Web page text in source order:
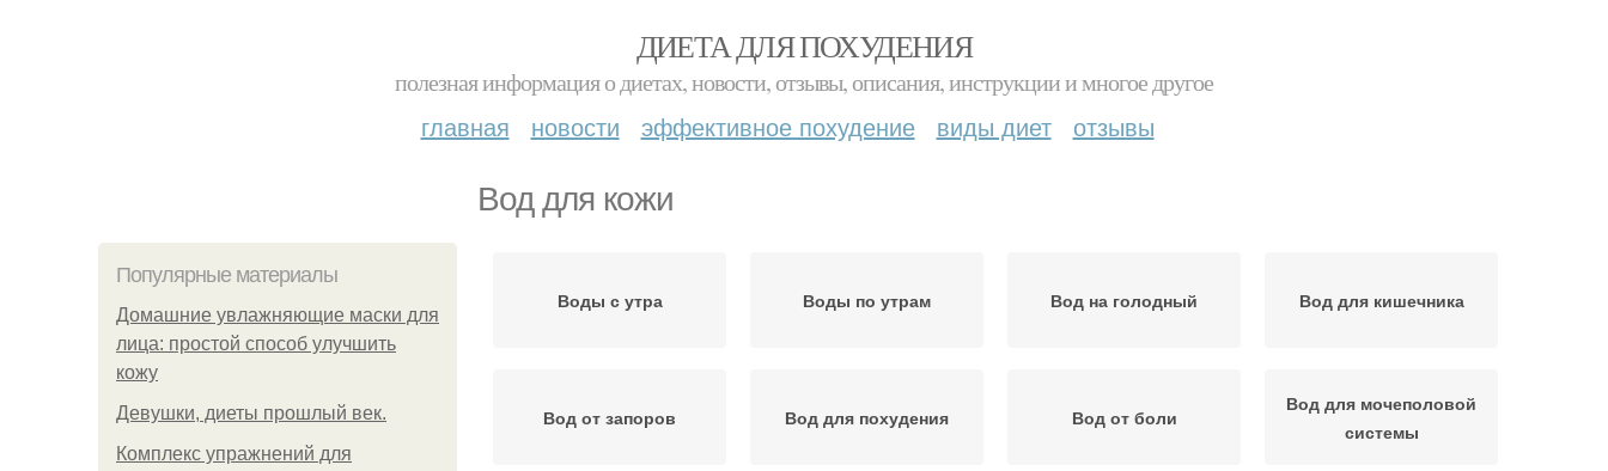
ДИЕТА ДЛЯ ПОХУДЕНИЯ
полезная информация о диетах, новости, отзывы, описания, инструкции и многое другое
главная новости эффективное похудение виды диет отзывы
Вод для кожи
Популярные материалы
Домашние увлажняющие маски для
лица: простой способ улучшить
кожу
Девушки, диеты прошлый век.
Комплекс упражнений для
Воды с утра Воды по утрам Вод на голодный Вод для кишечника
Вод от запоров Вод для похудения Вод от боли
Вод для мочеполовой
системы